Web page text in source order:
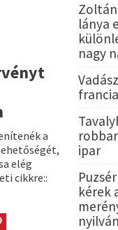
a
elég
cikkre::
lánya
nagy
ipar
kérek